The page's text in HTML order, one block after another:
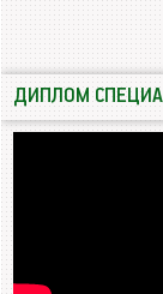
ДИПЛОМ